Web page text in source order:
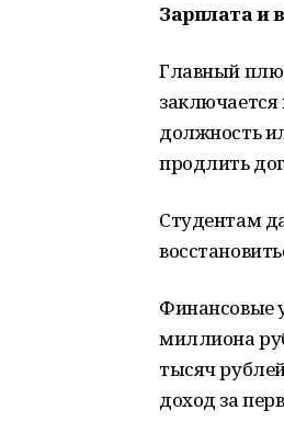
Зарплата и
Главный
заключается
должность
продлить
Студентам
Финансовые
миллиона
тысяч
доход за